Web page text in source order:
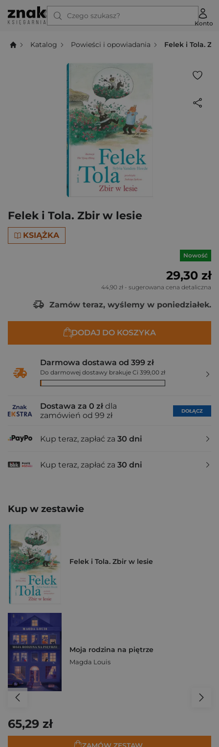
Czego szukasz?
Konto
Katalog Powieści i opowiadania Felek i Tola.
Felek i Tola. Zbir w lesie
KSIĄŻKA
Nowość
29,30 zł
44,90 zł - sugerowana cena detaliczna
Zamów teraz, wyślemy w poniedziałek.
DODAJ DO KOSZYKA
Darmowa dostawa od 399 zł
Do darmowej dostawy brakuje Ci 399,00 zł
Dostawa za 0 zł dla
zamówień od 99 zł
DOŁĄCZ
Kup teraz, zapłać za 30 dni
Kup teraz, zapłać za 30 dni
Kup w zestawie
Felek i Tola. Zbir w lesie
Moja rodzina na piętrze
Magda Louis
65,29 zł